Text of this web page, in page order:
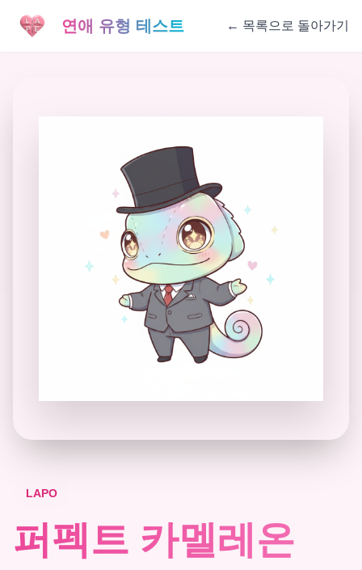
연애 유형 테스트 ← 목록으로 돌아가기
LAPO
퍼펙트 카멜레온